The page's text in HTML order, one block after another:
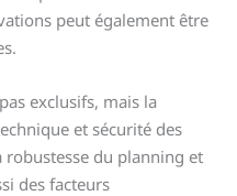
peut également être
exclusifs, mais la
et sécurité des
robustesse du planning et
des facteurs